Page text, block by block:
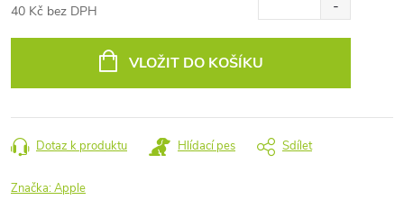
40 Kč bez DPH
VLOŽIT DO KOŠÍKU
Dotaz k produktu Hlídací pes Sdílet
Značka:Apple